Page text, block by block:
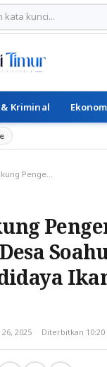
Kriminal
NHM Dukung Pengembangan Ekonomi Desa Soahukum Lewat Budidaya Ikan Nila Modern
2025 Diterbitkan 10:20